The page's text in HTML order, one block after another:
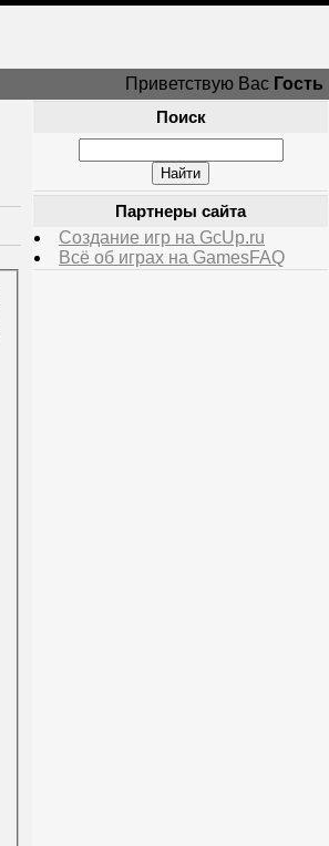
Приветствую Вас Гость
Поиск
Партнеры сайта
Создание игр на GcUp.ru
Всё об играх на GamesFAQ